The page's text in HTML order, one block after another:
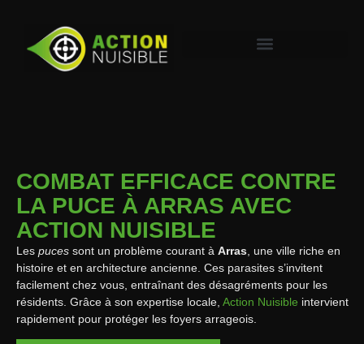
COMBAT EFFICACE CONTRE
LA PUCE À ARRAS AVEC
ACTION NUISIBLE
Les puces sont un problème courant à Arras , une ville riche en
histoire et en architecture ancienne. Ces parasites s’invitent
facilement chez vous, entraînant des désagréments pour les
résidents. Grâce à son expertise locale, Action Nuisible intervient
rapidement pour protéger les foyers arrageois.